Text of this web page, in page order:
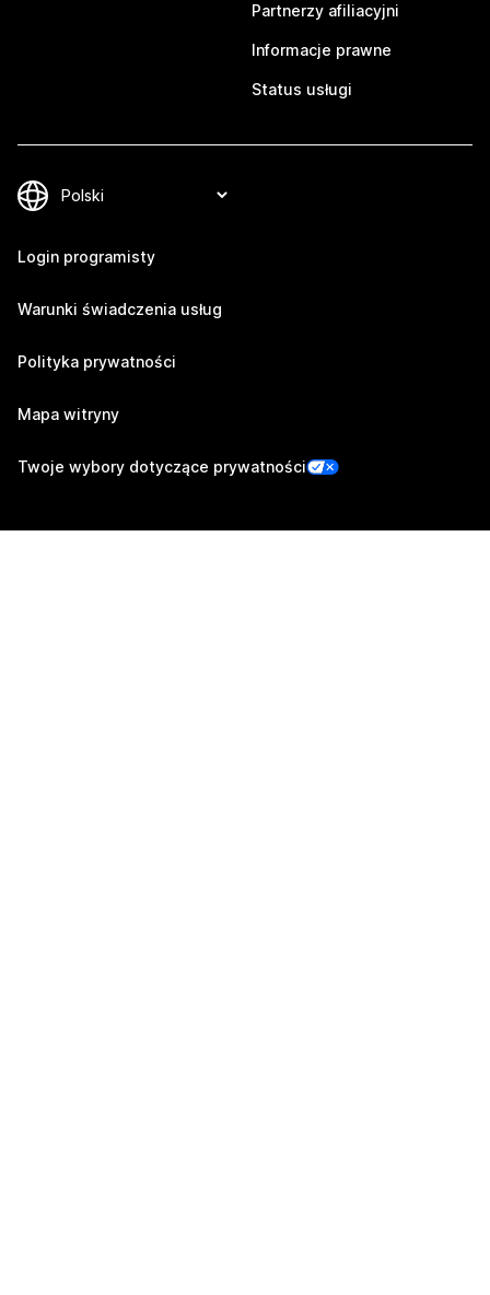
Partnerzy afiliacyjni
Informacje prawne
Status usługi
Login programisty
Warunki świadczenia usług
Polityka prywatności
Mapa witryny
Twoje wybory dotyczące prywatności